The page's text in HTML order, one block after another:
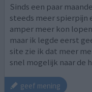
Sinds een paar
steeds meer spierpijn
amper meer kon
maar ik legde eerst
site zie ik dat meer
snel mogelijk naar de
geef mening